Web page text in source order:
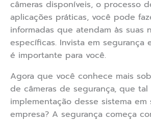
câmeras disponíveis, o processo
aplicações práticas, você pode
informadas que atendam às suas
específicas. Invista em segurança
é importante para você.
Agora que você conhece mais
de câmeras de segurança, que tal
implementação desse sistema em
empresa? A segurança começa